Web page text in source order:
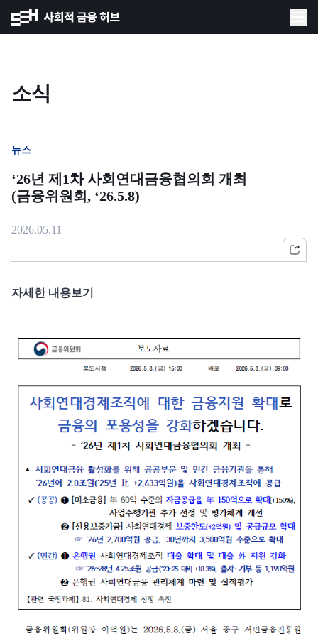
소식
뉴스
‘26년 제1차 사회연대금융협의회 개최
(금융위원회, ‘26.5.8)
2026.05.11
자세한 내용보기